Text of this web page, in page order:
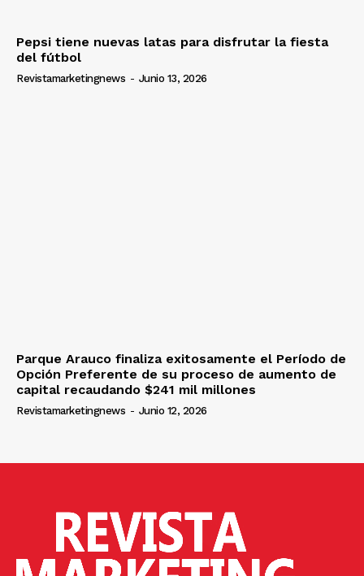
Pepsi tiene nuevas latas para disfrutar la fiesta
del fútbol
Revistamarketingnews - Junio 13, 2026
Parque Arauco finaliza exitosamente el Período de
Opción Preferente de su proceso de aumento de
capital recaudando $241 mil millones
Revistamarketingnews - Junio 12, 2026